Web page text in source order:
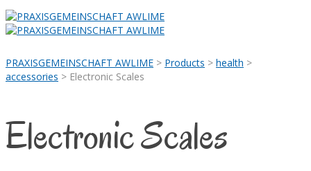
PRAXISGEMEINSCHAFT AWLIME > Products > health >
accessories > Electronic Scales
Electronic Scales